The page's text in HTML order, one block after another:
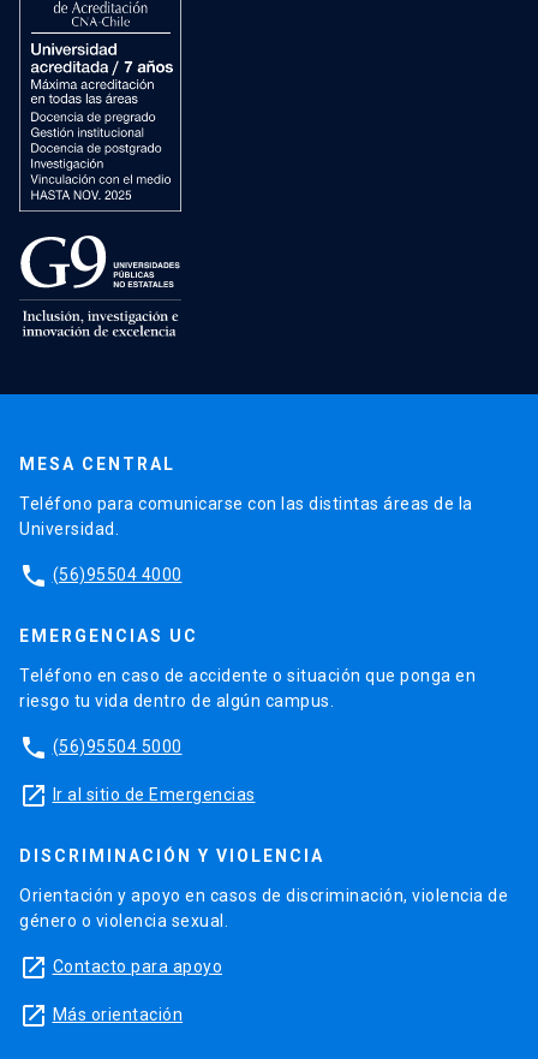
MESA CENTRAL
Teléfono para comunicarse con las distintas áreas de la
Universidad.
phone (56)95504 4000
EMERGENCIAS UC
Teléfono en caso de accidente o situación que ponga en
riesgo tu vida dentro de algún campus.
phone (56)95504 5000
launch Ir al sitio de Emergencias
DISCRIMINACIÓN Y VIOLENCIA
Orientación y apoyo en casos de discriminación, violencia de
género o violencia sexual.
launch Contacto para apoyo
launch Más orientación